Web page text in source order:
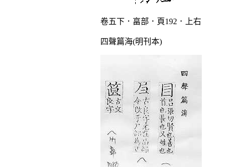
卷五下．畗部．頁192．上右
四聲篇海(明刊本)